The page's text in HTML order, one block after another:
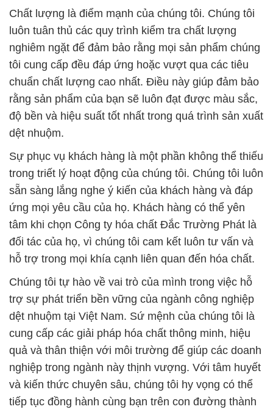
Chất lượng là điểm mạnh của chúng tôi. Chúng tôi
luôn tuân thủ các quy trình kiểm tra chất lượng
nghiêm ngặt để đảm bảo rằng mọi sản phẩm chúng
tôi cung cấp đều đáp ứng hoặc vượt qua các tiêu
chuẩn chất lượng cao nhất. Điều này giúp đảm bảo
rằng sản phẩm của bạn sẽ luôn đạt được màu sắc,
độ bền và hiệu suất tốt nhất trong quá trình sản xuất
dệt nhuộm.
Sự phục vụ khách hàng là một phần không thể thiếu
trong triết lý hoạt động của chúng tôi. Chúng tôi luôn
sẵn sàng lắng nghe ý kiến của khách hàng và đáp
ứng mọi yêu cầu của họ. Khách hàng có thể yên
tâm khi chọn Công ty hóa chất Đắc Trường Phát là
đối tác của họ, vì chúng tôi cam kết luôn tư vấn và
hỗ trợ trong mọi khía cạnh liên quan đến hóa chất.
Chúng tôi tự hào về vai trò của mình trong việc hỗ
trợ sự phát triển bền vững của ngành công nghiệp
dệt nhuộm tại Việt Nam. Sứ mệnh của chúng tôi là
cung cấp các giải pháp hóa chất thông minh, hiệu
quả và thân thiện với môi trường để giúp các doanh
nghiệp trong ngành này thịnh vượng. Với tâm huyết
và kiến thức chuyên sâu, chúng tôi hy vọng có thể
tiếp tục đồng hành cùng bạn trên con đường thành